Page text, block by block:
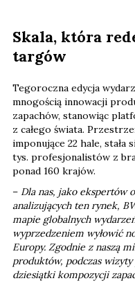
Skala, która
targów
Tegoroczna edycja
mnogością innowacji
zapachów, stanowiąc
z całego świata.
imponujące 22 hale, stała
tys. profesjonalistów z
ponad 160 krajów.
– Dla nas, jako ekspertów
analizujących ten rynek,
mapie globalnych
wyprzedzeniem wyłowić
Europy. Zgodnie z naszą
produktów, podczas
dziesiątki kompozycji